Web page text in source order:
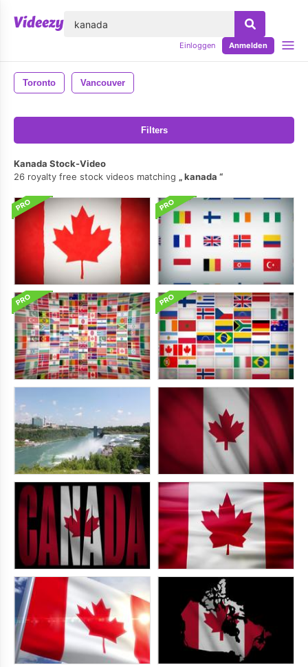
Einloggen Anmelden
Toronto Vancouver
Filters
Kanada Stock-Video
26 royalty free stock videos matching
kanada